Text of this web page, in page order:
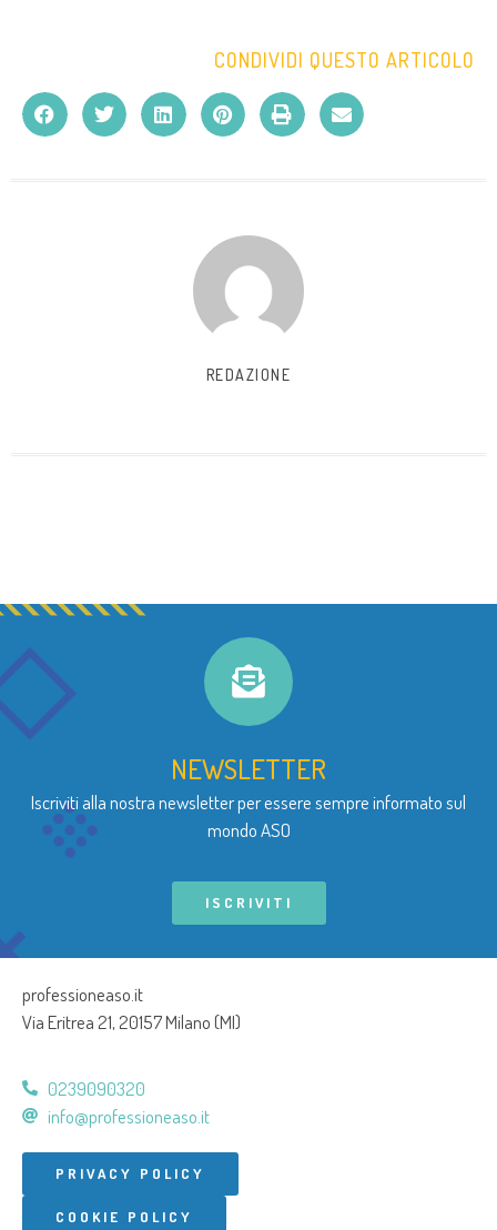
CONDIVIDI QUESTO ARTICOLO
REDAZIONE
NEWSLETTER
Iscriviti alla nostra newsletter per essere sempre informato sul
mondo ASO
ISCRIVITI
professioneaso.it
Via Eritrea 21, 20157 Milano (MI)
0239090320
info@professioneaso.it
PRIVACY POLICY
COOKIE POLICY